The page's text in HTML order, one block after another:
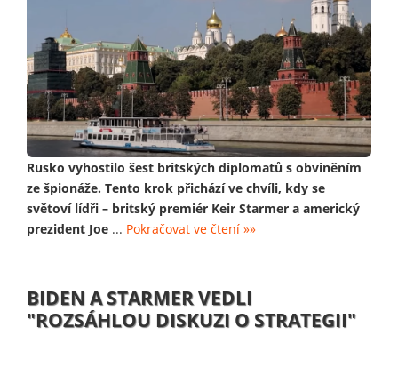
Rusko vyhostilo šest britských diplomatů s obviněním
ze špionáže. Tento krok přichází ve chvíli, kdy se
světoví lídři – britský premiér Keir Starmer a americký
prezident Joe ... Pokračovat ve čtení »»
BIDEN A STARMER VEDLI
"ROZSÁHLOU DISKUZI O STRATEGII"